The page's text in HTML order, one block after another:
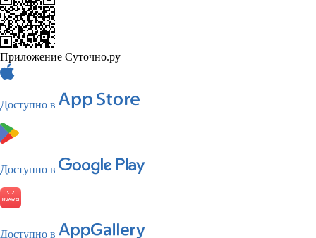
Приложение Суточно.ру
Доступно в
Доступно в
Доступно в